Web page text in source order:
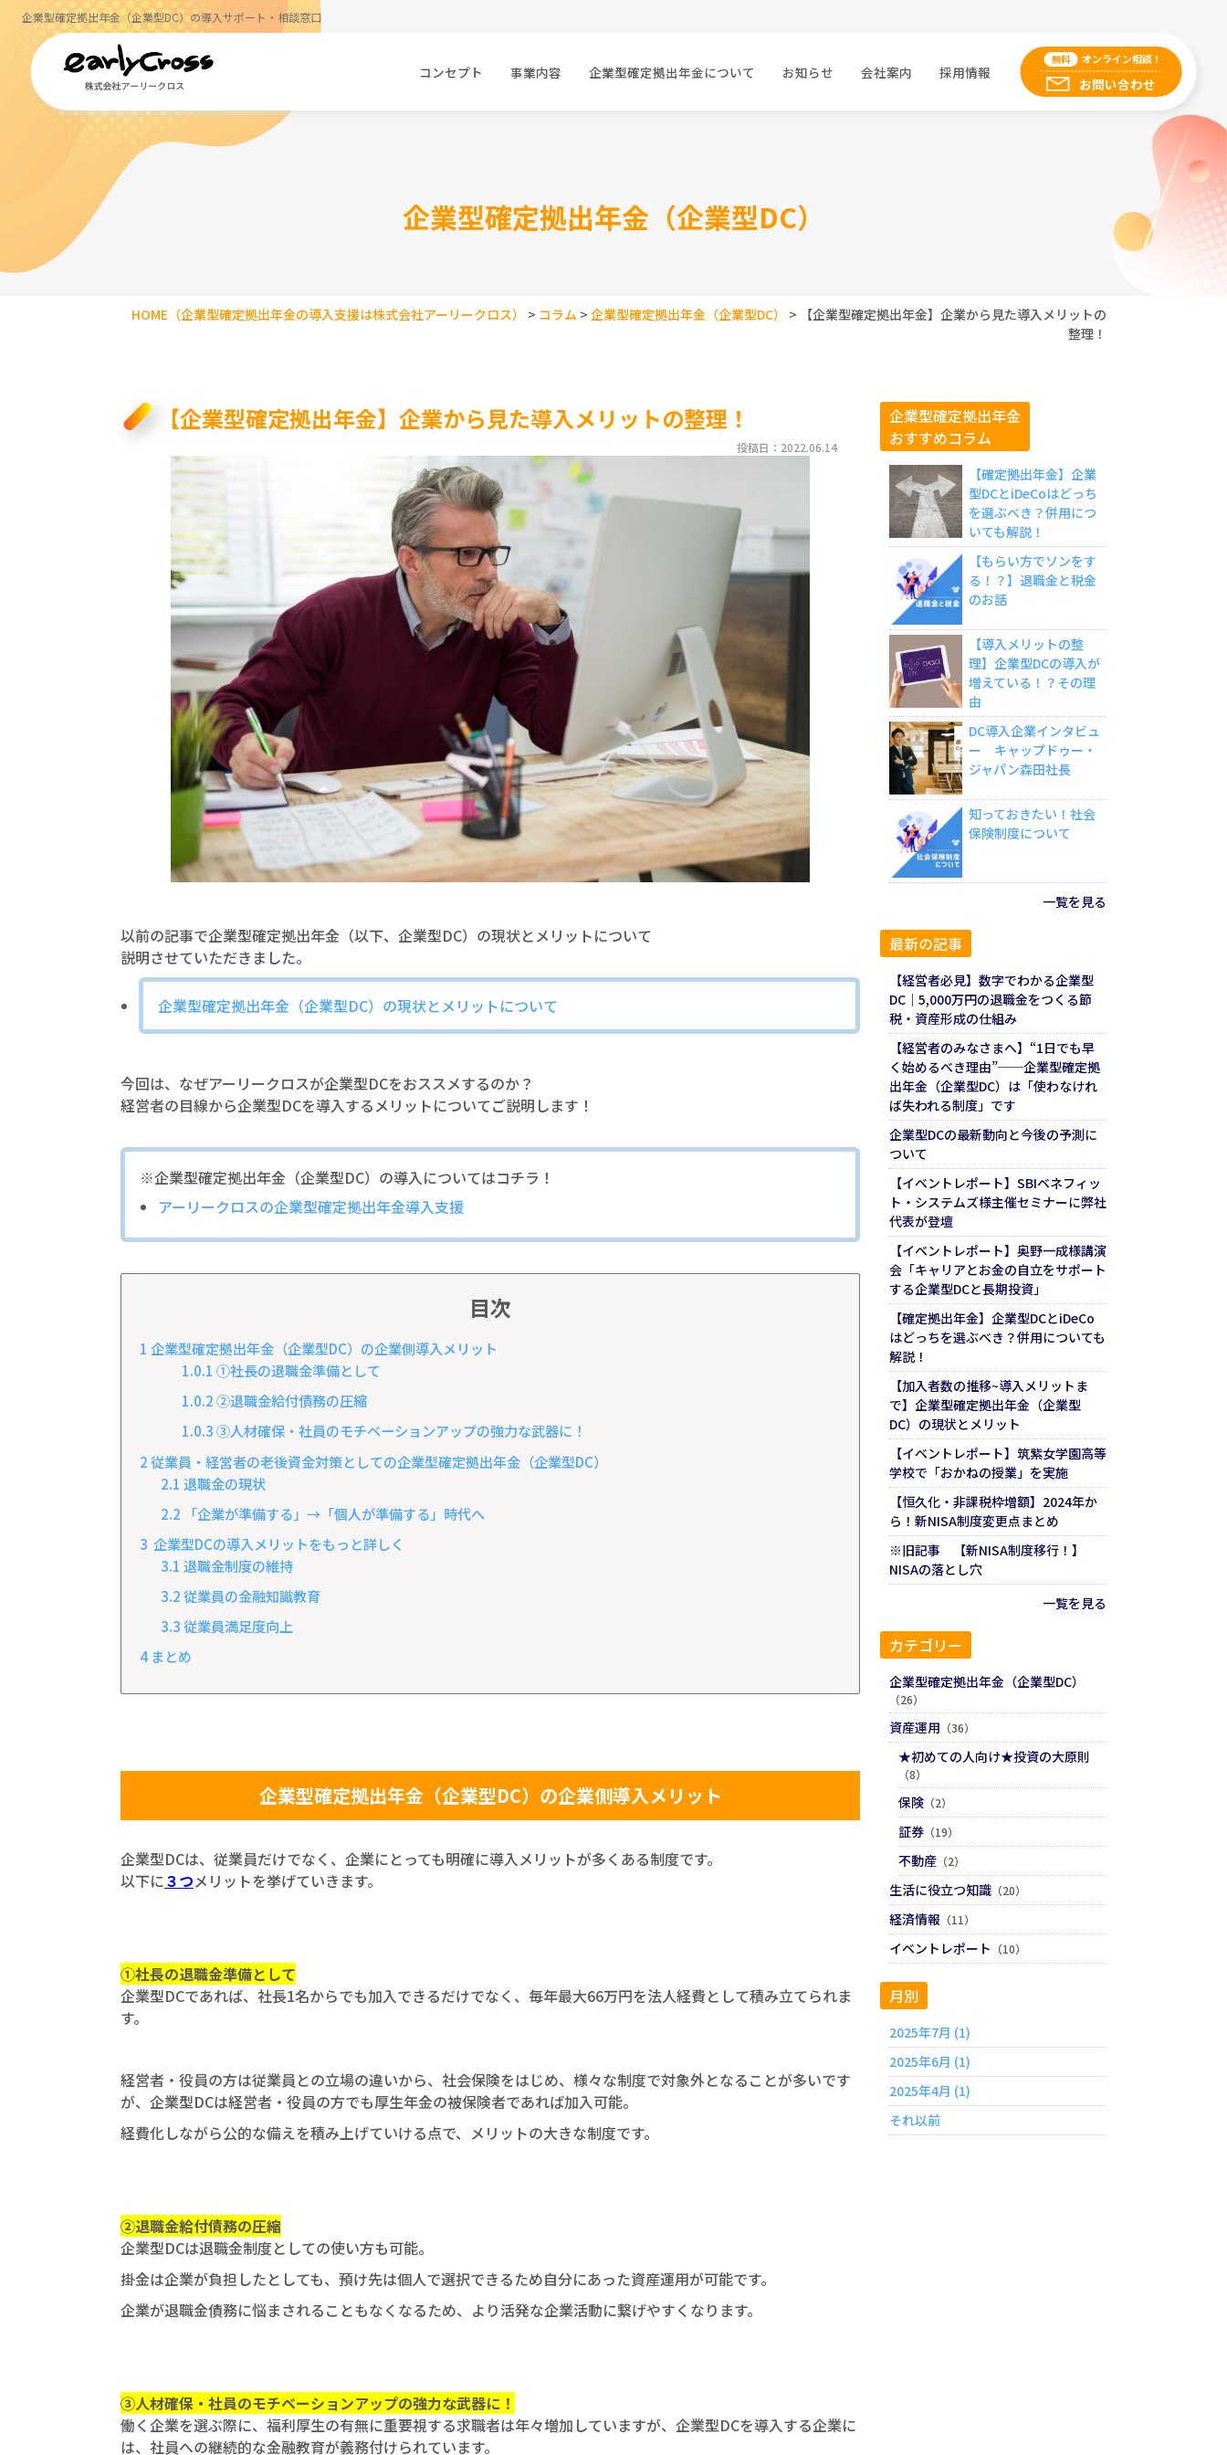
企業型確定拠出年金（企業型DC）の導入サポート・相談窓口
コンセプト 事業内容 企業型確定拠出年金について お知らせ 会社案内 採用情報
無料 オンライン相談！
お問い合わせ
企業型確定拠出年金（企業型DC）
HOME （企業型確定拠出年金の導入支援は株式会社アーリークロス） > コラム > 企業型確定拠出年金（企業型DC） >
【企業型確定拠出年金】企業から見た導入メリットの
整理！
【企業型確定拠出年金】企業から見た導入メリットの整理！
投稿日：2022.06.14
以前の記事で企業型確定拠出年金（以下、企業型DC）の現状とメリットについて
説明させていただきました。
企業型確定拠出年金（企業型DC）の現状とメリットについて
今回は、なぜアーリークロスが企業型DCをおススメするのか？
経営者の目線から企業型DCを導入するメリットについてご説明します！
※企業型確定拠出年金（企業型DC）の導入についてはコチラ！
アーリークロスの企業型確定拠出年金導入支援
目次
1 企業型確定拠出年金（企業型DC）の企業側導入メリット
1.0.1 ①社長の退職金準備として
1.0.2②退職金給付債務の圧縮
1.0.3③人材確保・社員のモチベーションアップの強力な武器に！
2従業員・経営者の老後資金対策としての企業型確定拠出年金（企業型DC）
2.1 退職金の現状
2.2 「企業が準備する」→「個人が準備する」時代へ
3 企業型DCの導入メリットをもっと詳しく
3.1 退職金制度の維持
3.2従業員の金融知識教育
3.3従業員満足度向上
4まとめ
企業型確定拠出年金（企業型DC）の企業側導入メリット
企業型DCは、従業員だけでなく、企業にとっても明確に導入メリットが多くある制度です。
以下に３つメリットを挙げていきます。
①社長の退職金準備として
企業型DCであれば、社長1名からでも加入できるだけでなく、毎年最大66万円を法人経費として積み立てられま
す。
経営者・役員の方は従業員との立場の違いから、社会保険をはじめ、様々な制度で対象外となることが多いです
が、企業型DCは経営者・役員の方でも厚生年金の被保険者であれば加入可能。
経費化しながら公的な備えを積み上げていける点で、メリットの大きな制度です。
②退職金給付債務の圧縮
企業型DCは退職金制度としての使い方も可能。
掛金は企業が負担したとしても、預け先は個人で選択できるため自分にあった資産運用が可能です。
企業が退職金債務に悩まされることもなくなるため、より活発な企業活動に繋げやすくなります。
③人材確保・社員のモチベーションアップの強力な武器に！
働く企業を選ぶ際に、福利厚生の有無に重要視する求職者は年々増加していますが、企業型DCを導入する企業に
は、社員への継続的な金融教育が義務付けられています。
企業型確定拠出年金
おすすめコラム
【確定拠出年金】企業
型DCとiDeCoはどっち
を選ぶべき？併用につ
いても解説！
【もらい方でソンをす
る！？】退職金と税金
のお話
【導入メリットの整
理】企業型DCの導入が
増えている！？その理
由
DC導入企業インタビュ
ー キャップドゥー・
ジャパン森田社長
知っておきたい！社会
保険制度について
一覧を見る
最新の記事
【経営者必見】数字でわかる企業型
DC｜5,000万円の退職金をつくる節
税・資産形成の仕組み
【経営者のみなさまへ】“1日でも早
く始めるべき理由”──企業型確定拠
出年金（企業型DC）は「使わなけれ
ば失われる制度」です
企業型DCの最新動向と今後の予測に
ついて
【イベントレポート】SBIベネフィッ
ト・システムズ様主催セミナーに弊社
代表が登壇
【イベントレポート】奥野一成様講演
会「キャリアとお金の自立をサポート
する企業型DCと長期投資」
【確定拠出年金】企業型DCとiDeCo
はどっちを選ぶべき？併用についても
解説！
【加入者数の推移~導入メリットま
で】企業型確定拠出年金（企業型
DC）の現状とメリット
【イベントレポート】筑紫女学園高等
学校で「おかねの授業」を実施
【恒久化・非課税枠増額】2024年か
ら！新NISA制度変更点まとめ
※旧記事 【新NISA制度移行！】
NISAの落とし穴
一覧を見る
カテゴリー
企業型確定拠出年金（企業型DC）
（26）
資産運用 （36）
★初めての人向け★投資の大原則
（8）
保険（2）
証券（19）
不動産（2）
生活に役立つ知識（20）
経済情報 （11）
イベントレポート （10）
月別
2025年7月 (1)
2025年6月 (1)
2025年4月 (1)
それ以前